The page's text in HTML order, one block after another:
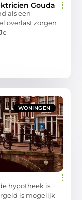
Gouda
als een
overlast zorgen
WONINGEN
hypotheek is
is mogelijk